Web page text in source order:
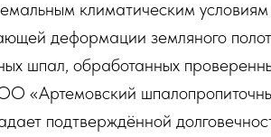
климатическим
деформации земляного
шпал, обработанных
«Артемовский
подтверждённой